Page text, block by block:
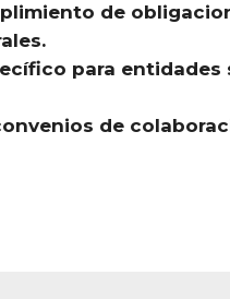
de
para entidades
de